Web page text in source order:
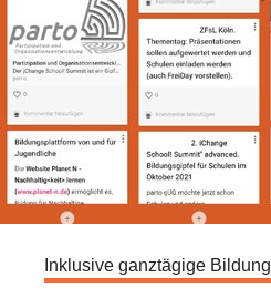
Inklusive ganztägige Bildung